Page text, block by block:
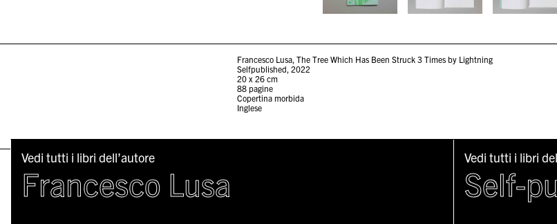
Francesco Lusa, The Tree Which Has Been Struck 3 Times by Lightning
Selfpublished, 2022
20 x 26 cm
88 pagine
Copertina morbida
Inglese
Vedi tutti i libri dell’autore
Francesco Lusa
Vedi tutti i libri
Self-